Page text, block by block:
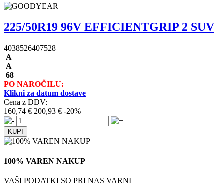
225/50R19 96V EFFICIENTGRIP 2 SUV
4038526407528
A
A
68
PO NAROČILU:
Klikni za datum dostave
Cena z DDV:
160,74 € 200,93 € -20%
100% VAREN NAKUP
VAŠI PODATKI SO PRI NAS VARNI